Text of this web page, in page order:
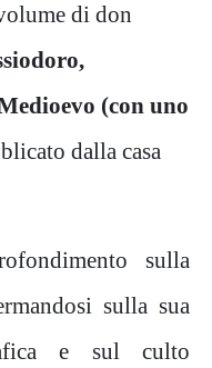
di don
(con uno
dalla casa
sulla
sulla sua
e sul culto